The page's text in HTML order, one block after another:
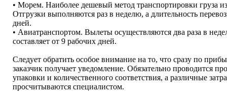
• Морем. Наиболее дешевый метод транспортировки груза
Отгрузки выполняются раз в неделю, а длительность
дней.
• Авиатранспортом. Вылеты осуществляются два раза в
составляет от 9 рабочих дней.
Следует обратить особое внимание на то, что сразу по
заказчик получает уведомление. Обязательно проводится
упаковки и количественного соответствия, а различные
просчитываются специалистом.